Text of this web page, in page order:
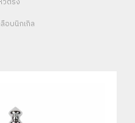
อบนิกเกิล